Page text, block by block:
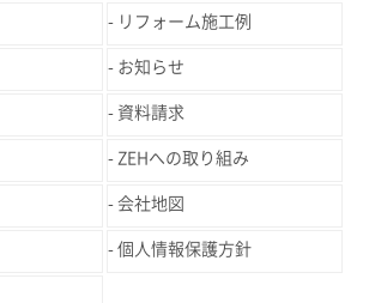
リフォーム施工例
お知らせ
資料請求
ZEHへの取り組み
会社地図
個人情報保護方針